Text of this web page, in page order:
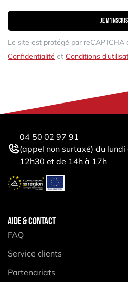
Je m'inscris
Le site est protégé par reCAPTCHA
Confidentialité et Conditions
04 50 02 97 91
(appel non surtaxé) du
12h30 et de 14h à 17h
AIDE & CONTACT
FAQ
Service clients
Partenariats